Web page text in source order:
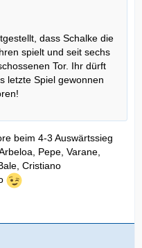
dass Schalke die
spielt und seit sechs
Tor. Ihr dürft
letzte Spiel gewonnen
beim 4-3 Auswärtssieg
Pepe, Varane,
Cristiano